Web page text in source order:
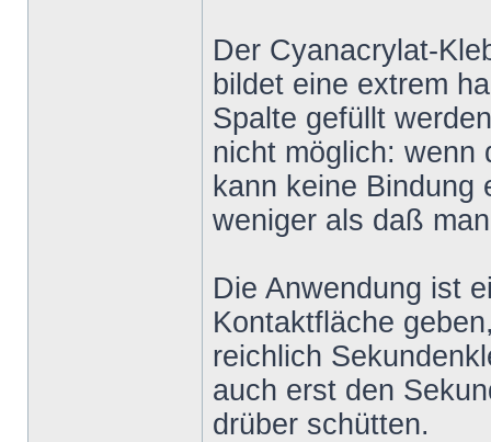
Der Cyanacrylat-
bildet eine extrem
Spalte gefüllt
nicht möglich: wenn
kann keine Bindung
weniger als daß
Die Anwendung ist
Kontaktfläche
reichlich
auch erst den
drüber schütten.